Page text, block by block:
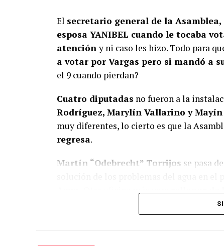
El secretario general de la Asamblea,
esposa YANIBEL cuando le tocaba
atencióny ni caso les hizo. Todo para
a votar por Vargas pero si mandó a
el 9 cuando pierdan?
Cuatro diputadas no fueron a la
Rodríguez, Marylín Vallarino y Mayín
muy diferentes, lo cierto es que la
regresa.
Martín “Odebrecht” Torrijos se pasa
Otra oficina más pararellenar de
de esta calaña de gente, cuando salen
todos los problemas.